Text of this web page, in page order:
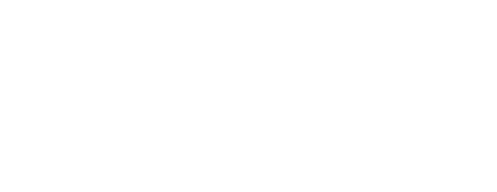
nastavitelnou teplotu, mají pojistku proti mrazu a
jsou i závěsné infrazářiče a topné kabely které jsou
skla i sedlové, hliníkové potřebují vybavení a
a porovnávejte naše výhodné ceny u všech zahradních